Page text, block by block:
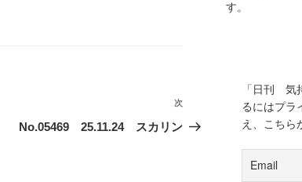
次
の
次
No.05469 25.11.24 スカリン
す。
「日刊 気
るにはプラ
え、こちら